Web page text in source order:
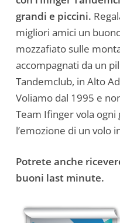
grandi e piccini.
migliori amici un
mozzafiato sulle
accompagnati da un
Tandemclub, in Alto
Voliamo dal 1995 e
Team Ifinger vola
l’emozione di un volo
Potrete anche
buoni last minute.